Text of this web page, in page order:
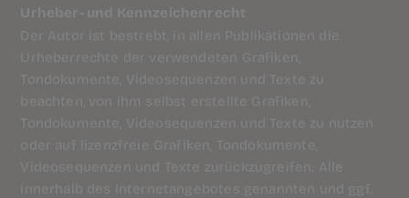
Urheber- und Kennzeichenrecht
Der Autor ist bestrebt, in allen Publikationen die
Urheberrechte der verwendeten Grafiken,
Tondokumente, Videosequenzen und Texte zu
beachten, von ihm selbst erstellte Grafiken,
Tondokumente, Videosequenzen und Texte zu nutzen
oder auf lizenzfreie Grafiken, Tondokumente,
Videosequenzen und Texte zurückzugreifen. Alle
innerhalb des Internetangebotes genannten und ggf.